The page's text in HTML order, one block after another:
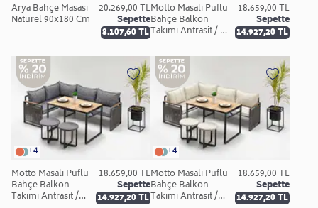
Arya Bahçe Masası
Naturel 90x180 Cm
20.269,00 TL
Sepette
8.107,60 TL
Motto Masalı Puflu
Bahçe Balkon
Takımı Antrasit /
18.659,00 TL
Sepette
14.927,20 TL
+4
Motto Masalı Puflu
Bahçe Balkon
Takımı Antrasit /
18.659,00 TL
Sepette
14.927,20 TL
+4
Motto Masalı Puflu
Bahçe Balkon
Takımı Antrasit /
18.659,00 TL
Sepette
14.927,20 TL